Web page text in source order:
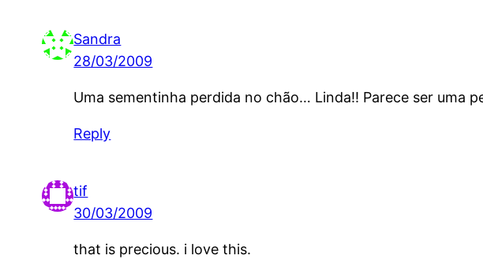
Sandra
28/03/2009
Uma sementinha perdida no chão… Linda!! Parece ser uma
Reply
tif
30/03/2009
that is precious. i love this.